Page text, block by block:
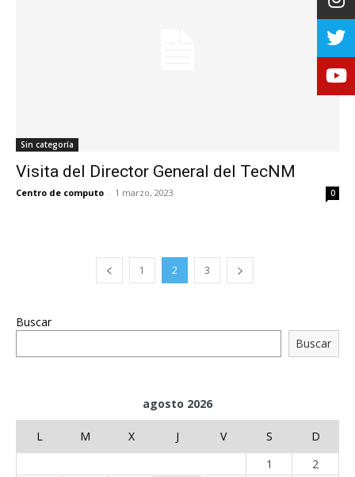
Sin categoría
Visita del Director General del TecNM
Centro de computo - 1 marzo, 2023 0
1 2 3
Buscar
Buscar
agosto 2026
L M X J V S
D
1
2